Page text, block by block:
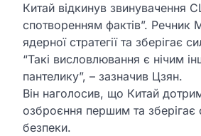
Китай відкинув звинувачення
спотворенням фактів”. Речник
ядерної стратегії та зберігає
“Такі висловлювання є нічим
пантелику”, – зазначив Цзян.
Він наголосив, що Китай
озброєння першим та зберігає
безпеки.